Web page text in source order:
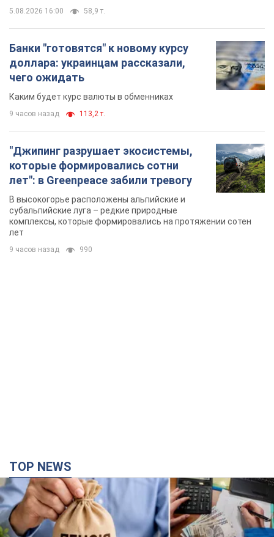
5.08.2026 16:00 58,9 т.
Банки "готовятся" к новому курсу
доллара: украинцам рассказали,
чего ожидать
Каким будет курс валюты в обменниках
9 часов назад 113,2 т.
"Джипинг разрушает экосистемы,
которые формировались сотни
лет": в Greenpeace забили тревогу
В высокогорье расположены альпийские и
субальпийские луга – редкие природные
комплексы, которые формировались на протяжении сотен
лет
9 часов назад 990
TOP NEWS